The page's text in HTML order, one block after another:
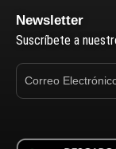
Newsletter
Suscríbete a